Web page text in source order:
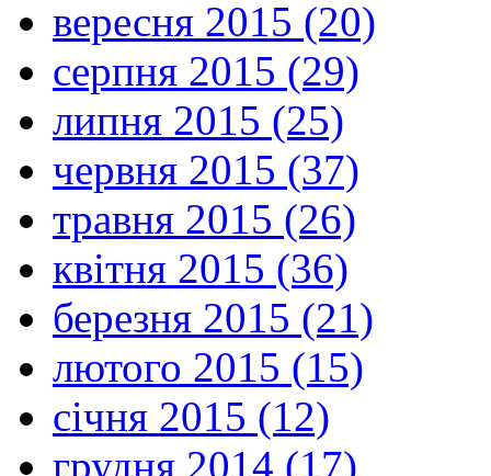
вересня 2015 (20)
серпня 2015 (29)
липня 2015 (25)
червня 2015 (37)
травня 2015 (26)
квітня 2015 (36)
березня 2015 (21)
лютого 2015 (15)
січня 2015 (12)
грудня 2014 (17)